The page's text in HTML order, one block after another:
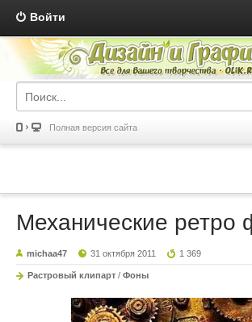
Войти
Полная версия сайта
Механические ретро
michaa47 31 октября 2011 1 369
Растровый клипарт / Фоны